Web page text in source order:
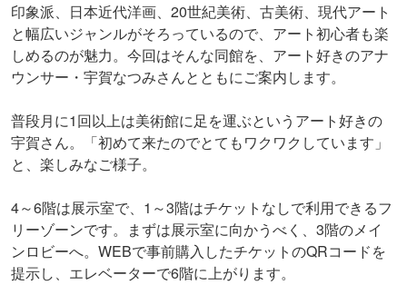
印象派、日本近代洋画、20世紀美術、古美術、現代アート
と幅広いジャンルがそろっているので、アート初心者も楽
しめるのが魅力。今回はそんな同館を、アート好きのアナ
ウンサー・宇賀なつみさんとともにご案内します。
普段月に1回以上は美術館に足を運ぶというアート好きの
宇賀さん。「初めて来たのでとてもワクワクしています」
と、楽しみなご様子。
4～6階は展示室で、1～3階はチケットなしで利用できるフ
リーゾーンです。まずは展示室に向かうべく、3階のメイ
ンロビーへ。WEBで事前購入したチケットのQRコードを
提示し、エレベーターで6階に上がります。